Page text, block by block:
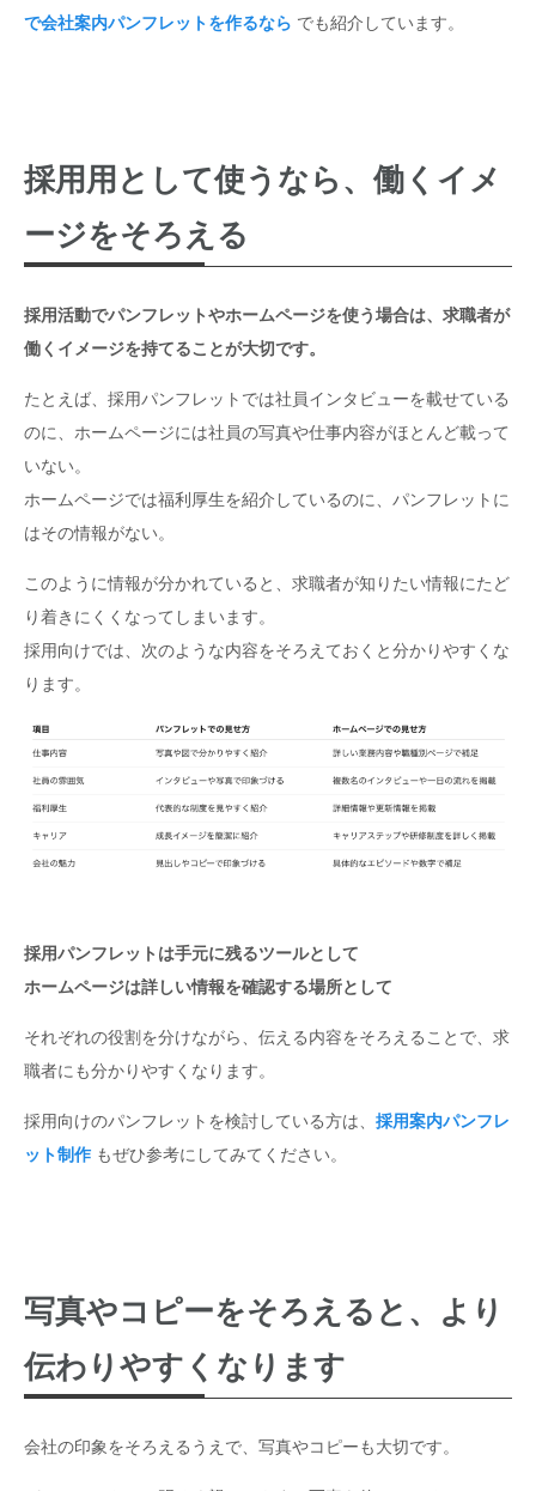
で会社案内パンフレットを作るなら でも紹介しています。
採用用として使うなら、働くイメ
ージをそろえる
採用活動でパンフレットやホームページを使う場合は、求職者が
働くイメージを持てることが大切です。
たとえば、採用パンフレットでは社員インタビューを載せている
のに、ホームページには社員の写真や仕事内容がほとんど載って
いない。
ホームページでは福利厚生を紹介しているのに、パンフレットに
はその情報がない。
このように情報が分かれていると、求職者が知りたい情報にたど
り着きにくくなってしまいます。
採用向けでは、次のような内容をそろえておくと分かりやすくな
ります。
採用パンフレットは手元に残るツールとして
ホームページは詳しい情報を確認する場所として
それぞれの役割を分けながら、伝える内容をそろえることで、求
職者にも分かりやすくなります。
採用向けのパンフレットを検討している方は、 採用案内パンフレ
ット制作 もぜひ参考にしてみてください。
写真やコピーをそろえると、より
伝わりやすくなります
会社の印象をそろえるうえで、写真やコピーも大切です。